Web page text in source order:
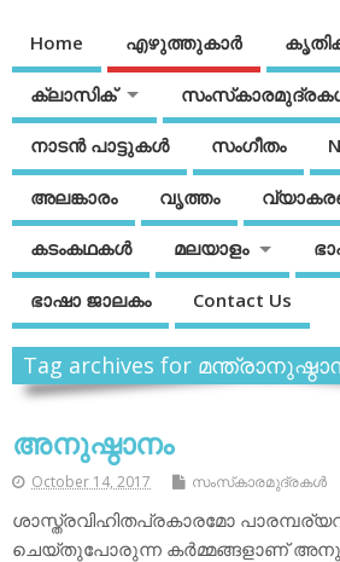
Home എഴുത്തുകാര്‍
ക്ലാസിക്
നാടന്‍ പാട്ടുകള്‍ സംഗീതം
അലങ്കാരം വൃത്തം
കടംകഥകള്‍ മലയാളം
ഭാഷാ ജാലകം Contact Us
Tag archives for
അനുഷ്ഠാനം
October 14, 2017 സംസ്‌കാരമുദ്രകള്‍
ശാസ്ത്രവിഹിതപ്രകാരമോ
ചെയ്തുപോരുന്ന കര്‍മ്മങ്ങളാണ്